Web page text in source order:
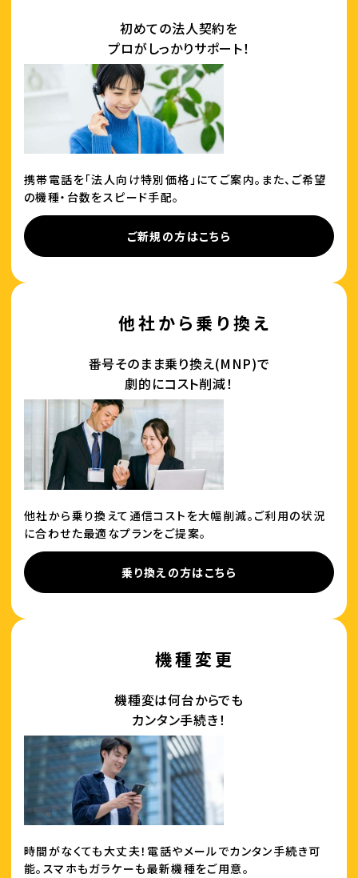
初めての法人契約を
プロがしっかりサポート！
携帯電話を「法人向け特別価格」にてご案内。また、ご希望
の機種・台数をスピード手配。
ご新規の方はこちら
他社から乗り換え
番号そのまま乗り換え(MNP)で
劇的にコスト削減！
他社から乗り換えて通信コストを大幅削減。ご利用の状況
に合わせた最適なプランをご提案。
乗り換えの方はこちら
機種変更
機種変は何台からでも
カンタン手続き！
時間がなくても大丈夫！電話やメールでカンタン手続き可
能。スマホもガラケーも最新機種をご用意。